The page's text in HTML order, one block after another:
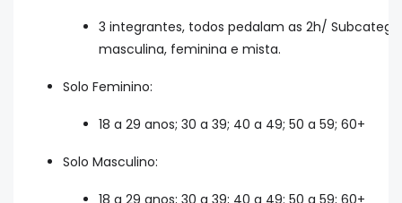
3 integrantes, todos pedalam as 2h/
masculina, feminina e mista.
Solo Feminino:
18 a 29 anos; 30 a 39; 40 a 49; 50 a 59; 60+
Solo Masculino:
18 a 29 anos; 30 a 39; 40 a 49: 50 a 59; 60+